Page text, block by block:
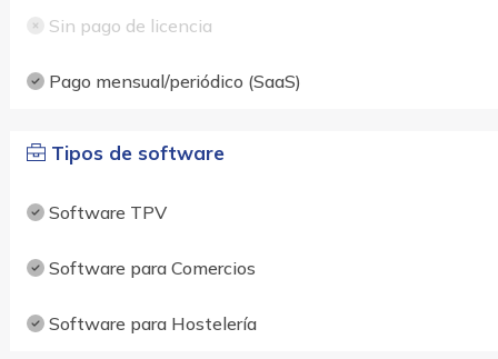
Sin pago de licencia
Pago mensual/periódico (SaaS)
Tipos de software
Software TPV
Software para Comercios
Software para Hostelería